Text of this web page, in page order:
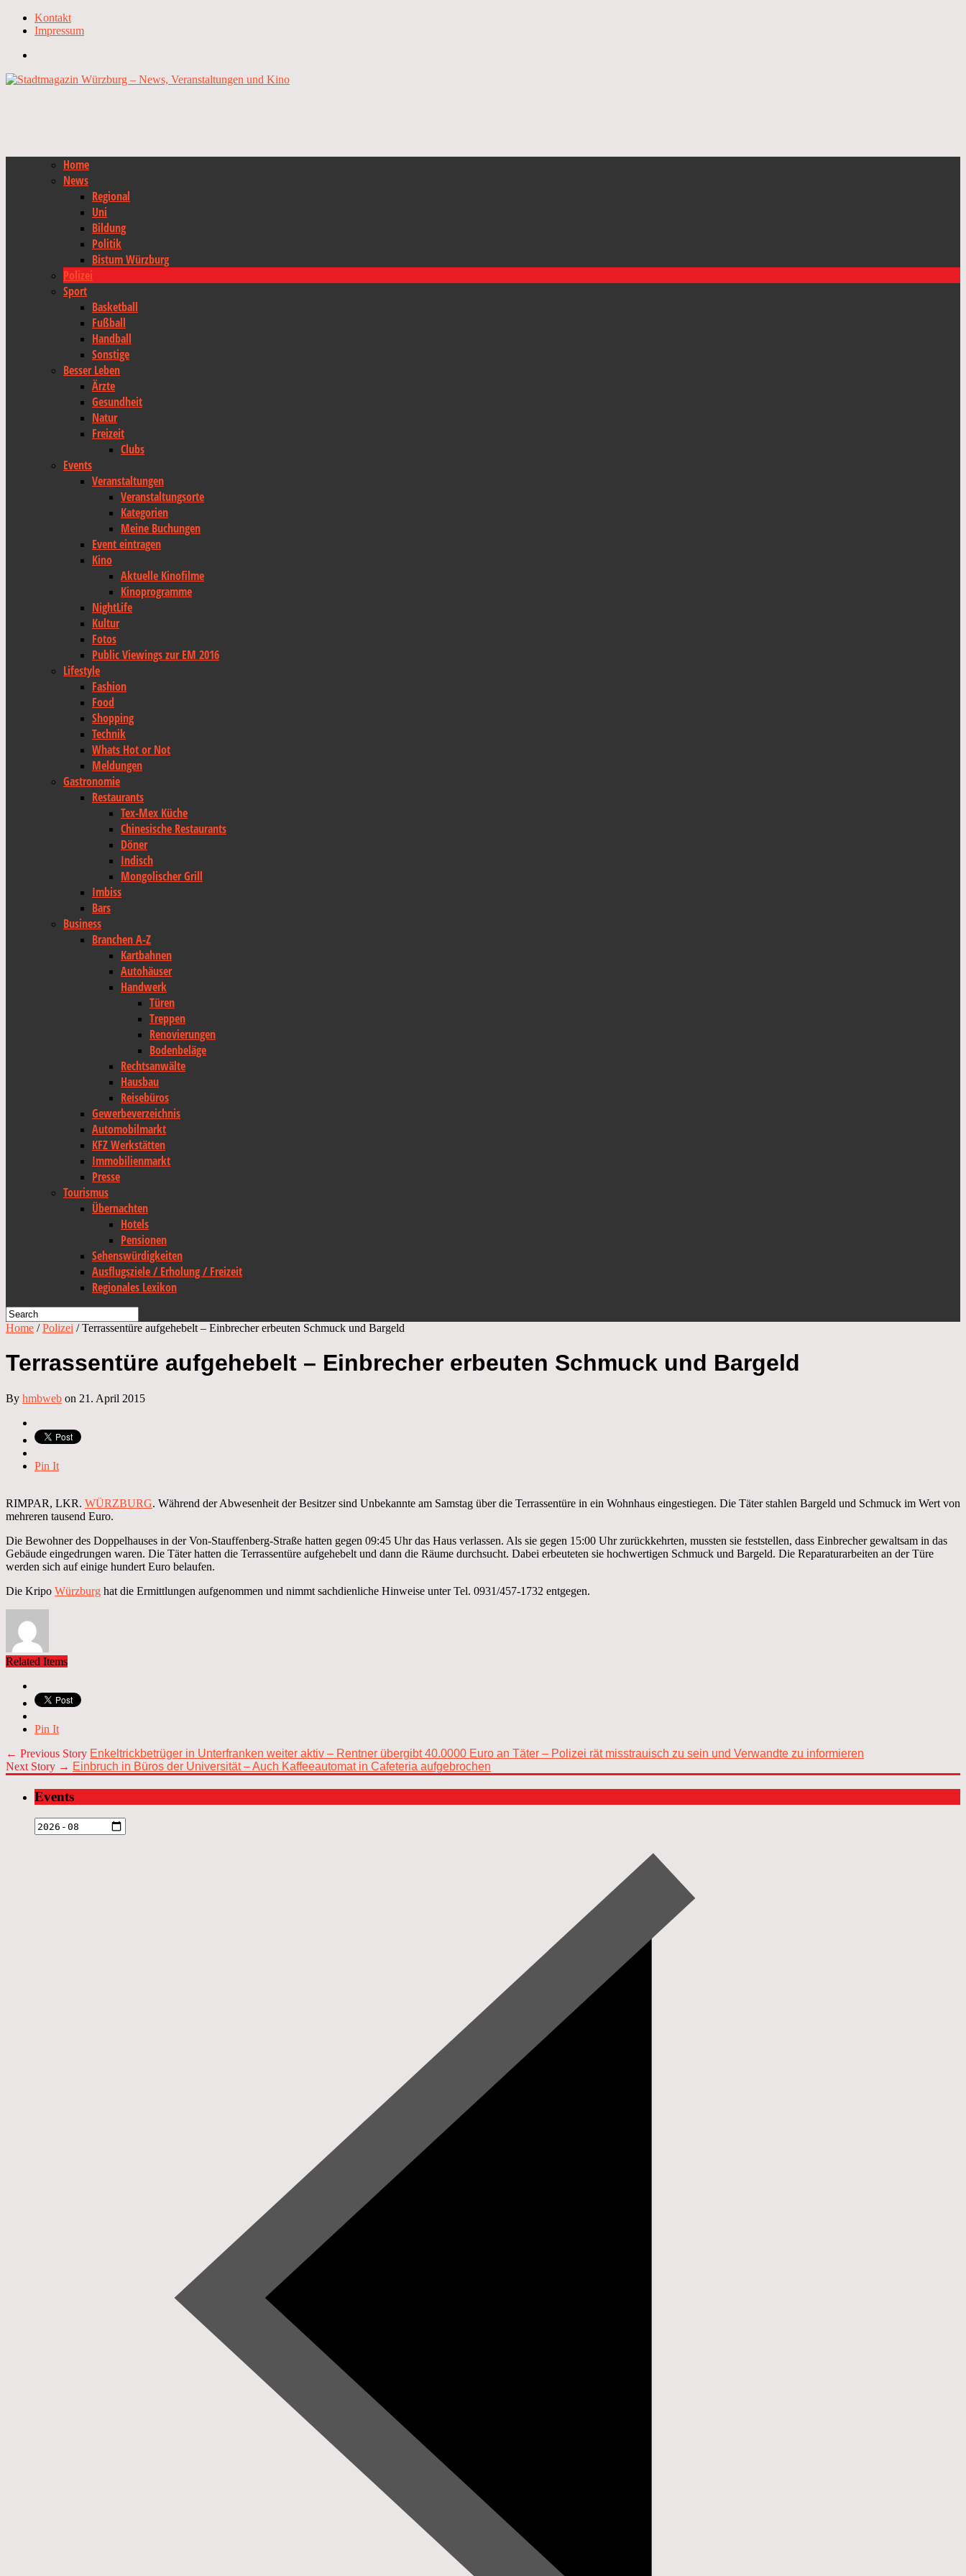
Kontakt
Impressum
Home
News
Regional
Uni
Bildung
Politik
Bistum Würzburg
Polizei
Sport
Basketball
Fußball
Handball
Sonstige
Besser Leben
Ärzte
Gesundheit
Natur
Freizeit
Clubs
Events
Veranstaltungen
Veranstaltungsorte
Kategorien
Meine Buchungen
Event eintragen
Kino
Aktuelle Kinofilme
Kinoprogramme
NightLife
Kultur
Fotos
Public Viewings zur EM 2016
Lifestyle
Fashion
Food
Shopping
Technik
Whats Hot or Not
Meldungen
Gastronomie
Restaurants
Tex-Mex Küche
Chinesische Restaurants
Döner
Indisch
Mongolischer Grill
Imbiss
Bars
Business
Branchen A-Z
Kartbahnen
Autohäuser
Handwerk
Türen
Treppen
Renovierungen
Bodenbeläge
Rechtsanwälte
Hausbau
Reisebüros
Gewerbeverzeichnis
Automobilmarkt
KFZ Werkstätten
Immobilienmarkt
Presse
Tourismus
Übernachten
Hotels
Pensionen
Sehenswürdigkeiten
Ausflugsziele / Erholung / Freizeit
Regionales Lexikon
Home /Polizei /Terrassentüre aufgehebelt – Einbrecher erbeuten Schmuck und Bargeld
Terrassentüre aufgehebelt – Einbrecher erbeuten Schmuck und Bargeld
By hmbweb on 21. April 2015
Pin It
RIMPAR, LKR. WÜRZBURG. Während der Abwesenheit der Besitzer sind Unbekannte am Samstag über die Terrassentüre in ein Wohnhaus eingestiegen. Die Täter stahlen Bargeld und Schmuck im Wert von
mehreren tausend Euro.
Die Bewohner des Doppelhauses in der Von-Stauffenberg-Straße hatten gegen 09:45 Uhr das Haus verlassen. Als sie gegen 15:00 Uhr zurückkehrten, mussten sie feststellen, dass Einbrecher gewaltsam in das
Gebäude eingedrungen waren. Die Täter hatten die Terrassentüre aufgehebelt und dann die Räume durchsucht. Dabei erbeuteten sie hochwertigen Schmuck und Bargeld. Die Reparaturarbeiten an der Türe
werden sich auf einige hundert Euro belaufen.
Die Kripo Würzburg hat die Ermittlungen aufgenommen und nimmt sachdienliche Hinweise unter Tel. 0931/457-1732 entgegen.
Related Items
Pin It
← Previous Story Enkeltrickbetrüger in Unterfranken weiter aktiv – Rentner übergibt 40.0000 Euro an Täter – Polizei rät misstrauisch zu sein und Verwandte zu informieren
Next Story → Einbruch in Büros der Universität – Auch Kaffeeautomat in Cafeteria aufgebrochen
Events